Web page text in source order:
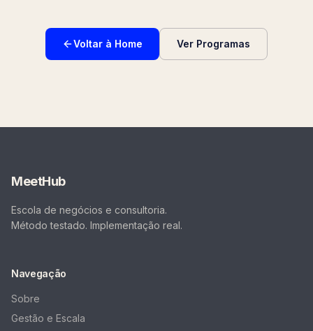
Voltar à Home Ver Programas
MeetHub
Escola de negócios e consultoria.
Método testado. Implementação real.
Navegação
Sobre
Gestão e Escala